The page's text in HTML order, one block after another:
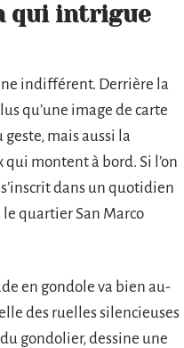
qui intrigue
indifférent. Derrière la
qu’une image de carte
mais aussi la
montent à bord. Si l’on
dans un quotidien
quartier San Marco
en gondole va bien au-
des ruelles silencieuses
gondolier, dessine une